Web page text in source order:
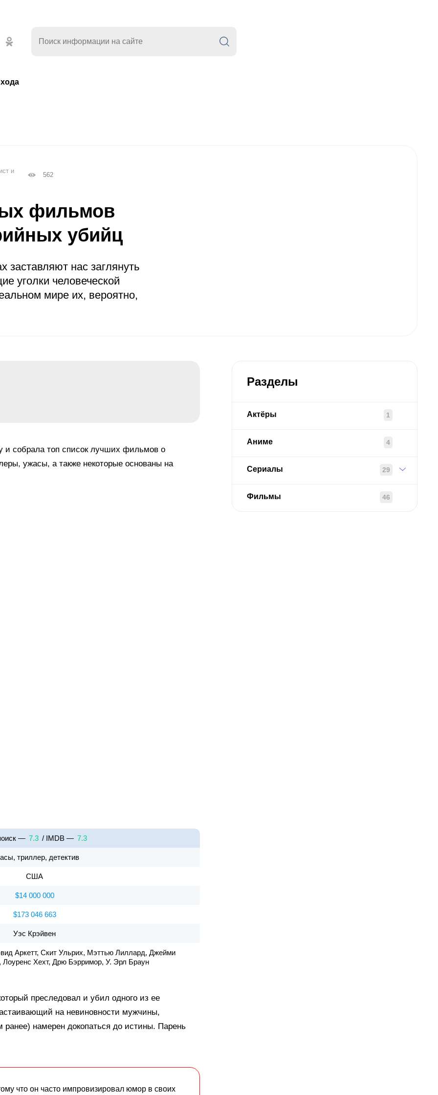
и
562
фильмов
убийц
заставляют нас заглянуть
уголки человеческой
мире их, вероятно,
и собрала топ список лучших фильмов о
ужасы, а также некоторые основаны на
— 7.3 / IMDB — 7.3
триллер, детектив
США
$14 000 000
$173 046 663
Уэс Крэйвен
Аркетт, Скит Ульрих, Мэттью Лиллард, Джейми
Лоуренс Хехт, Дрю Бэрримор, У. Эрл Браун
преследовал и убил одного из ее
на невиновности мужчины,
намерен докопаться до истины. Парень
что он часто импровизировал юмор в своих
Разделы
Актёры 1
Аниме 4
Сериалы 29
Фильмы 46